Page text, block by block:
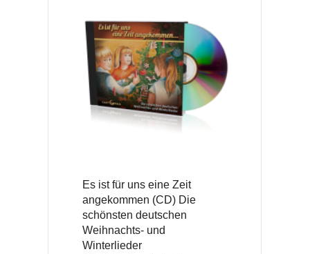
Es ist für uns eine Zeit
angekommen (CD) Die
schönsten deutschen
Weihnachts- und
Winterlieder